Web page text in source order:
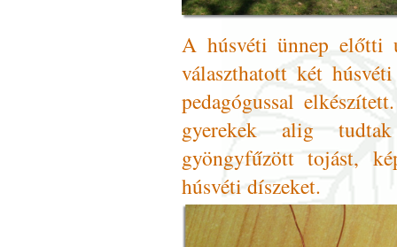
A húsvéti ünnep előtti
választhatott két
pedagógussal
gyerekek alig
gyöngyfűzött tojást,
húsvéti díszeket.